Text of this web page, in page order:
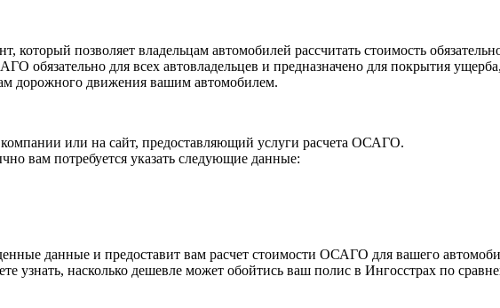
позволяет владельцам автомобилей рассчитать стоимость
обязательно для всех автовладельцев и предназначено для покрытия ущерба,
дорожного движения вашим автомобилем.
или на сайт, предоставляющий услуги расчета ОСАГО.
вам потребуется указать следующие данные:
данные и предоставит вам расчет стоимости ОСАГО для вашего
узнать, насколько дешевле может обойтись ваш полис в Ингосстрах по